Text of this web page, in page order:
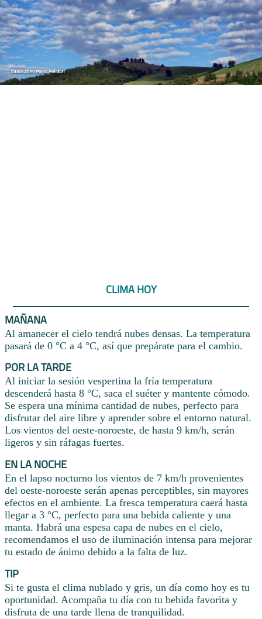
CLIMA HOY
MAÑANA
Al amanecer el cielo tendrá nubes densas. La temperatura
pasará de 0 °C a 4 °C, así que prepárate para el cambio.
POR LA TARDE
Al iniciar la sesión vespertina la fría temperatura
descenderá hasta 8 °C, saca el suéter y mantente cómodo.
Se espera una mínima cantidad de nubes, perfecto para
disfrutar del aire libre y aprender sobre el entorno natural.
Los vientos del oeste-noroeste, de hasta 9 km/h, serán
ligeros y sin ráfagas fuertes.
EN LA NOCHE
En el lapso nocturno los vientos de 7 km/h provenientes
del oeste-noroeste serán apenas perceptibles, sin mayores
efectos en el ambiente. La fresca temperatura caerá hasta
llegar a 3 °C, perfecto para una bebida caliente y una
manta. Habrá una espesa capa de nubes en el cielo,
recomendamos el uso de iluminación intensa para mejorar
tu estado de ánimo debido a la falta de luz.
TIP
Si te gusta el clima nublado y gris, un día como hoy es tu
oportunidad. Acompaña tu día con tu bebida favorita y
disfruta de una tarde llena de tranquilidad.